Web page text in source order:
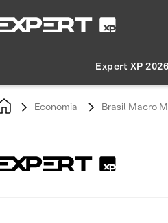
Expert XP
Economia Brasil Macro